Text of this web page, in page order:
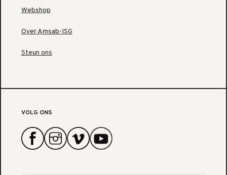
Webshop
Over Amsab-ISG
Steun ons
VOLG ONS